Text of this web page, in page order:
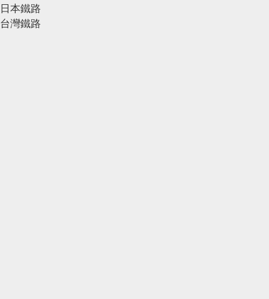
日本鐵路
台灣鐵路